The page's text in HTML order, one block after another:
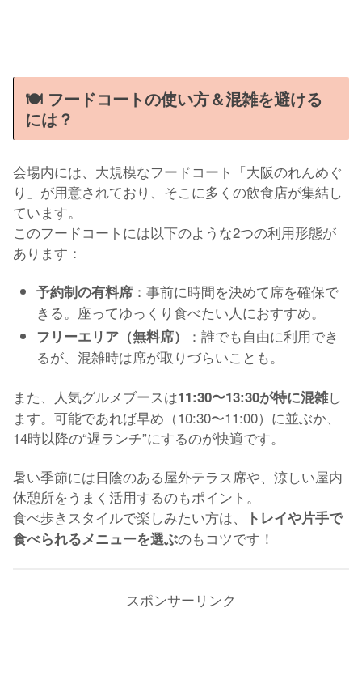
🍽 フードコートの使い方＆混雑を避ける
には？
会場内には、大規模なフードコート「大阪のれんめぐ
り」が用意されており、そこに多くの飲食店が集結し
ています。
このフードコートには以下のような2つの利用形態が
あります：
予約制の有料席 ：事前に時間を決めて席を確保で
きる。座ってゆっくり食べたい人におすすめ。
フリーエリア（無料席）
：誰でも自由に利用でき
るが、混雑時は席が取りづらいことも。
また、人気グルメブースは11:30〜13:30が特に混雑し
ます。可能であれば早め（10:30〜11:00）に並ぶか、
14時以降の“遅ランチ”にするのが快適です。
暑い季節には日陰のある屋外テラス席や、涼しい屋内
休憩所をうまく活用するのもポイント。
食べ歩きスタイルで楽しみたい方は、
トレイや片手で
食べられるメニューを選ぶのもコツです！
スポンサーリンク